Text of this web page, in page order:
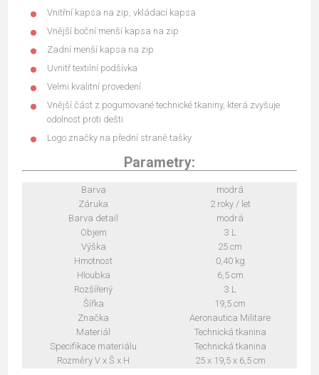
Vnitřní kapsa na zip, vkládací kapsa
Vnější boční menší kapsa na zip
Zadní menší kapsa na zip
Uvnitř textilní podšívka
Velmi kvalitní provedení
Vnější část z pogumované technické tkaniny, která zvyšuje
odolnost proti dešti
Logo značky na přední straně tašky
Parametry:
Barva
modrá
Záruka
2 roky / let
Barva detail
modrá
Objem
3 L
Výška
25 cm
Hmotnost
0,40 kg
Hloubka
6,5 cm
Rozšířený
3 L
Šířka
19,5 cm
Značka
Aeronautica Militare
Materiál
Technická tkanina
Specifikace materiálu
Technická tkanina
Rozměry V x Š x H
25 x 19,5 x 6,5 cm